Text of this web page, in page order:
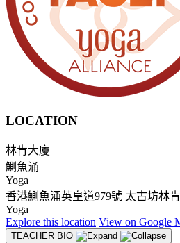
LOCATION
林肯大廈
鰂魚涌
Yoga
香港鰂魚涌英皇道979號 太古坊林
Yoga
Explore this location View on Google
TEACHER BIO